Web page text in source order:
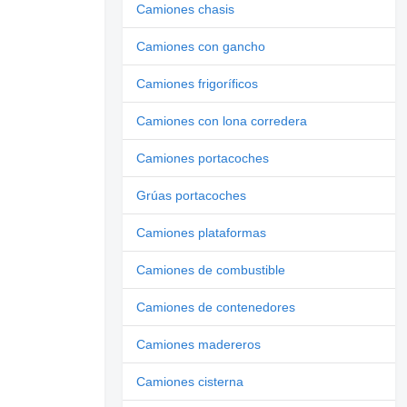
Camiones chasis
Camiones con gancho
Camiones frigoríficos
Camiones con lona corredera
Camiones portacoches
Grúas portacoches
Camiones plataformas
Camiones de combustible
Camiones de contenedores
Camiones madereros
Camiones cisterna